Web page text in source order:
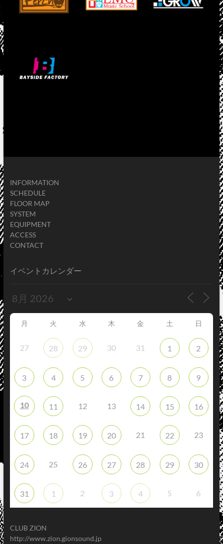
INFORMATION
SCHEDULE
FLOOR MAP
SYSTEM
EQUIPMENT
ACCESS
CONTACT
イベントカレンダー
月 火 水 木 金 土 日
27 28 29 30 31 1 2
3 4 5 6 7 8 9
10 11 12 13 14 15 16
17 18 19 20 21 22 23
24 25 26 27 28 29 30
31 1 2 3 4 5 6
CLUB ZION
http://www.zion.gionsound.jp